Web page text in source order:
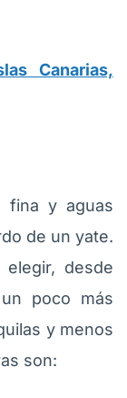
Canarias,
fina y aguas
de un yate.
elegir, desde
poco más
y menos
son: